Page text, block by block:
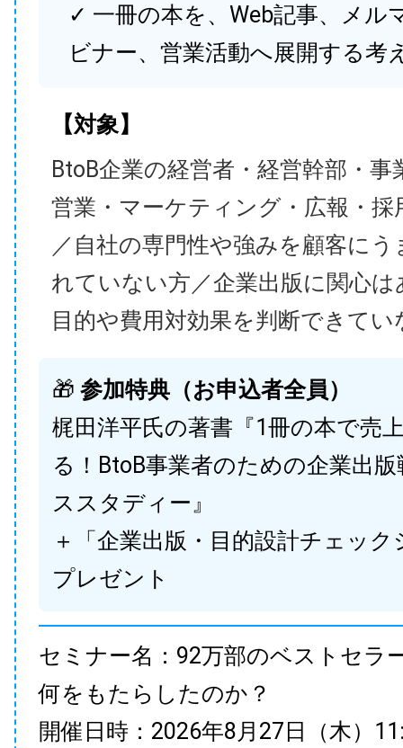
✓ 一冊の本を、Web記事、メル
ビナー、営業活動へ展開する考
【対象】
BtoB企業の経営者・経営幹部・事
営業・マーケティング・広報・採
／自社の専門性や強みを顧客に
れていない方／企業出版に関心
目的や費用対効果を判断できてい
🎁 参加特典（お申込者全員）
梶田洋平氏の著書『1冊の本で売
る！BtoB事業者のための企業出
ススタディー』
＋「企業出版・目的設計チェック
プレゼント
セミナー名：92万部のベストセラ
何をもたらしたのか？
開催日時：2026年8月27日（木）